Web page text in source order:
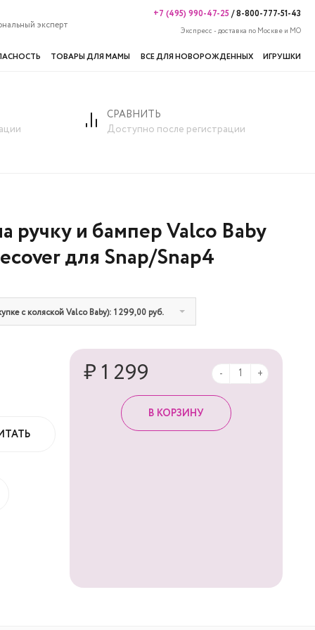
эксперт
+7 (495) 990-47-25/8-800-777-51-43
Экспресс - доставка по Москве и МО
ТОВАРЫ ДЛЯ МАМЫ ВСЕ ДЛЯ НОВОРОЖДЕННЫХ ИГРУШКИ
Valco Baby Handlecover для Snap/Snap4
СРАВНИТЬ
Доступно после регистрации
ручку и бампер Valco Baby
для Snap/Snap4
с коляской Valco Baby): 1 299,00 руб.
₽ 1 299 - +